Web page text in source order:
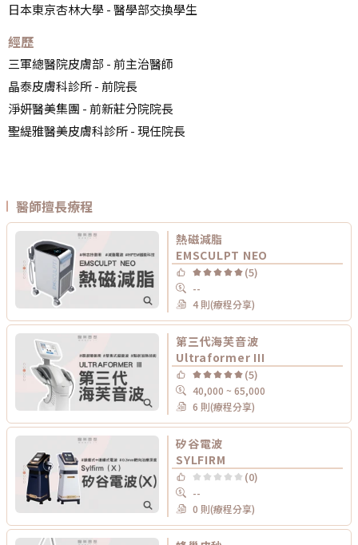
日本東京杏林大學 - 醫學部交換學生
經歷
三軍總醫院皮膚部 - 前主治醫師
晶泰皮膚科診所 - 前院長
淨妍醫美集團 - 前新莊分院院長
聖緹雅醫美皮膚科診所 - 現任院長
醫師擅長療程
熱磁減脂
EMSCULPT NEO
(5)
--
4 則(療程分享)
第三代海芙音波
Ultraformer III
(5)
40,000 ~ 65,000
6 則(療程分享)
矽谷電波
SYLFIRM
(0)
--
0 則(療程分享)